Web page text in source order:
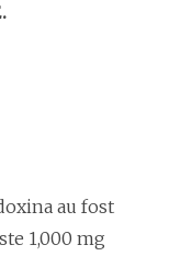
au fost
1,000 mg